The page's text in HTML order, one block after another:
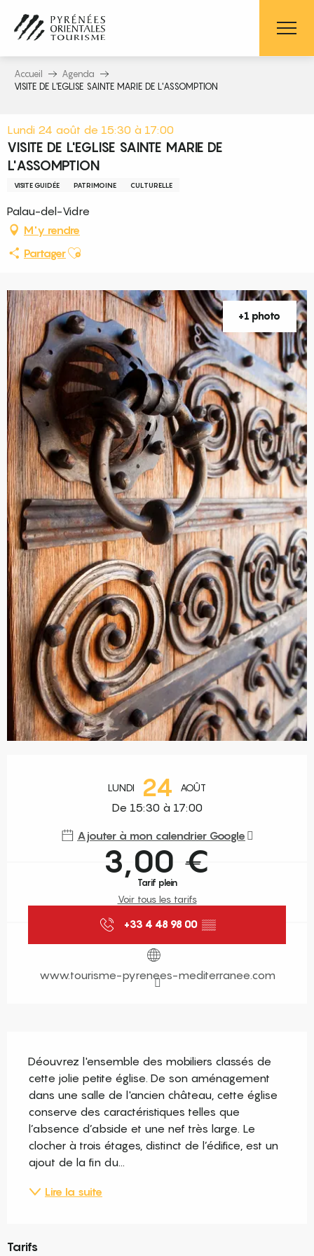
contenu
principal
Accueil
Agenda
VISITE DE L'EGLISE SAINTE MARIE DE L'ASSOMPTION
Lundi 24 août de 15:30 à 17:00
VISITE DE L'EGLISE SAINTE MARIE DE
L'ASSOMPTION
VISITE GUIDÉE PATRIMOINE CULTURELLE
Palau-del-Vidre
M'y rendre
PartagerAjouter aux favoris
+1 photo
LUNDI 24 AOÛT
De 15:30 à 17:00
Ajouter à mon calendrier Google
3,00 €
Tarif plein
Voir tous les tarifs
+33 4 48 98 00 ▒▒
www.tourisme-pyrenees-mediterranee.com
Déouvrez l'ensemble des mobiliers classés de
cette jolie petite église. De son aménagement
dans une salle de l'ancien château, cette église
conserve des caractéristiques telles que
l’absence d’abside et une nef très large. Le
clocher à trois étages, distinct de l’édifice, est un
ajout de la fin du...
Lire la suite
Tarifs